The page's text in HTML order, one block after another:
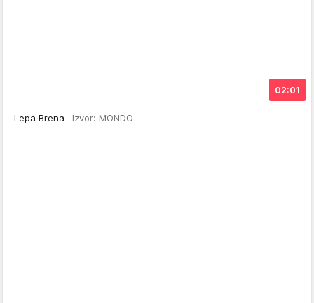
02:01
Lepa Brena Izvor: MONDO